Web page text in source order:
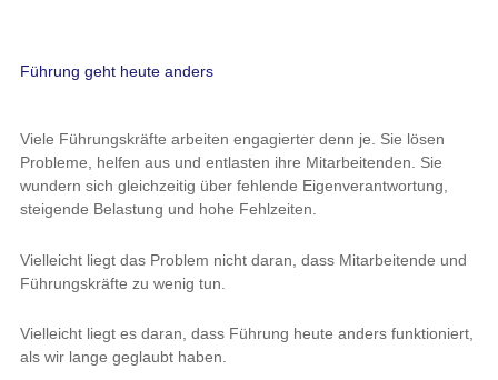
Führung geht heute anders
Viele Führungskräfte arbeiten engagierter denn je. Sie lösen
Probleme, helfen aus und entlasten ihre Mitarbeitenden. Sie
wundern sich gleichzeitig über fehlende Eigenverantwortung,
steigende Belastung und hohe Fehlzeiten.
Vielleicht liegt das Problem nicht daran, dass Mitarbeitende und
Führungskräfte zu wenig tun.
Vielleicht liegt es daran, dass Führung heute anders funktioniert,
als wir lange geglaubt haben.